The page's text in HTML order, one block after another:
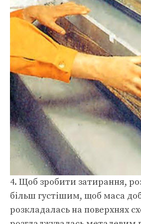
4. Щоб зробити затирання,
більш густішим, щоб маса
розкладалась на поверхнях